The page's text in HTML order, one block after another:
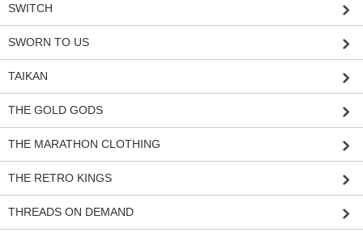
SWITCH
SWORN TO US
TAIKAN
THE GOLD GODS
THE MARATHON CLOTHING
THE RETRO KINGS
THREADS ON DEMAND